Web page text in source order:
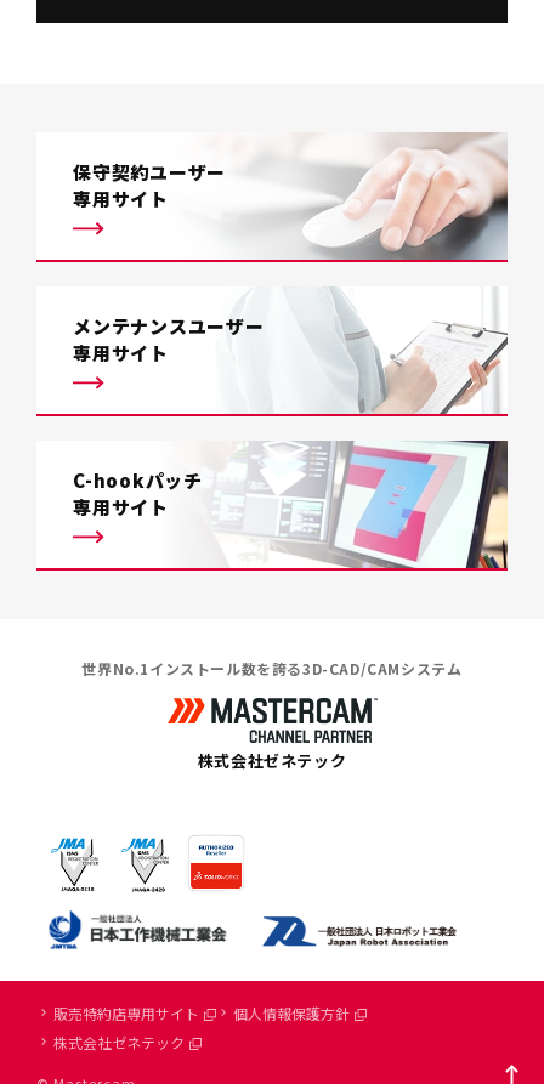
保守契約ユーザー
専用サイト
メンテナンスユーザー
専用サイト
C-hookパッチ
専用サイト
世界No.1インストール数を誇る3D-CAD/CAMシステム
株式会社ゼネテック
販売特約店専用サイト
個人情報保護方針
株式会社ゼネテック